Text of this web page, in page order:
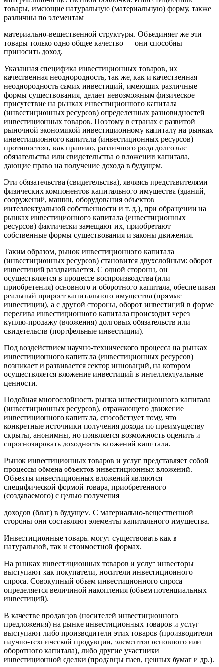
товары, имеющие натуральную (материальную) форму, также
различны по элементам
материально-вещественной структуры. Объединяет же эти
товары только одно общее качество — они способны
приносить доход.
Указанная специфика инвестиционных товаров, их
качественная неоднородность, так же, как и качественная
неоднородность самих инвестиций, имеющих различные
формы существования, делает невозможным физическое
присутствие на рынках инвестиционного капитала
(инвестиционных ресурсов) определенных разновидностей
инвестиционных товаров. Поэтому в странах с развитой
рыночной экономикой инвестиционному капиталу на рынках
инвестиционного капитала (инвестиционных ресурсов)
противостоят, как правило, различного рода долговые
обязательства или свидетельства о вложении капитала,
дающие право на получение дохода в будущем.
Эти обязательства (свидетельства), являясь представителями
физических компонентов капитального имущества (зданий,
сооружений, машин, оборудования объектов
интеллектуальной собственности и т. д.), при обращении на
рынках инвестиционного капитала (инвестиционных
ресурсов) фактически замещают их, приобретают
собственные формы существования и законы движения.
Таким образом, рынок инвестиционного капитала
(инвестиционных ресурсов) становится двухслойным: оборот
инвестиций раздваивается. С одной стороны, он
осуществляется в процессе воспроизводства (или
приобретения) основного и оборотного капитала, обеспечивая
реальный прирост капитального имущества (прямые
инвестиции), а с другой стороны, оборот инвестиций в форме
перелива инвестиционного капитала происходит через
куплю-продажу (вложения) долговых обязательств или
свидетельств (портфельные инвестиции).
Под воздействием научно-технического процесса на рынках
инвестиционного капитала (инвестиционных ресурсов)
возникает и развивается сектор инноваций, на котором
осуществляется вложение инвестиций в интеллектуальные
ценности.
Подобная многослойность рынка инвестиционного капитала
(инвестиционных ресурсов), отражающего движение
инвестиционного капитала, способствует тому, что
конкретные источники получения дохода по преимуществу
скрыты, анонимны, но появляется возможность оценить и
спрогнозировать доходность вложений капитала.
Рынок инвестиционных товаров и услуг представляет собой
процессы обмена объектов инвестиционных вложений.
Объекты инвестиционных вложений являются
специфической формой товара, приобретенного
(создаваемого) с целью получения
доходов (благ) в будущем. С материально-вещественной
стороны они составляют элементы капитального имущества.
Инвестиционные товары могут существовать как в
натуральной, так и стоимостной формах.
На рынках инвестиционных товаров и услуг инвесторы
выступают как покупатели, носители инвестиционного
спроса. Совокупный объем инвестиционного спроса
определяется величиной накопления (объем потенциальных
инвестиций).
В качестве продавцов (носителей инвестиционного
предложения) на рынке инвестиционных товаров и услуг
выступают либо производители этих товаров (производители
научно-технической продукции, элементов основного или
оборотного капитала), либо другие участники
инвестиционной сделки (продавцы паев, ценных бумаг и др.).